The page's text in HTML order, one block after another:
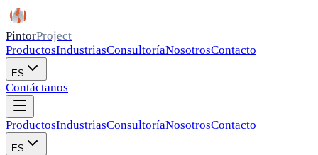
PintorProject
ProductosIndustriasConsultoríaNosotrosContacto
ES
Contáctanos
ProductosIndustriasConsultoríaNosotrosContacto
ES